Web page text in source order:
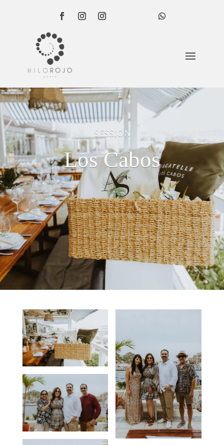
SESSION
Los Cabos